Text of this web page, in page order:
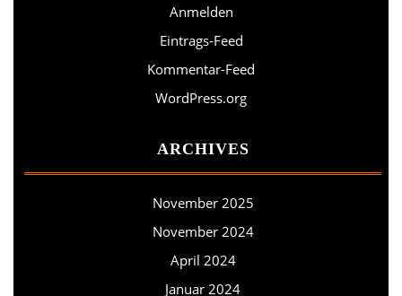
Anmelden
Eintrags-Feed
Kommentar-Feed
WordPress.org
ARCHIVES
November 2025
November 2024
April 2024
Januar 2024